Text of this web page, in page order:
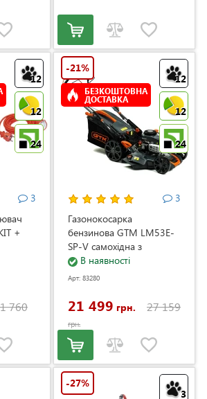
12
12
24
3
+
760
12
12
24
-21%
БЕЗКОШТОВНА
ДОСТАВКА
3
Газонокосарка
бензинова GTM LM53E-
SP-V самохідна з
електростартером та
регулюванням швидкості
В наявності
Арт: 83280
21 499 грн. 27 159
грн.
3
-27%